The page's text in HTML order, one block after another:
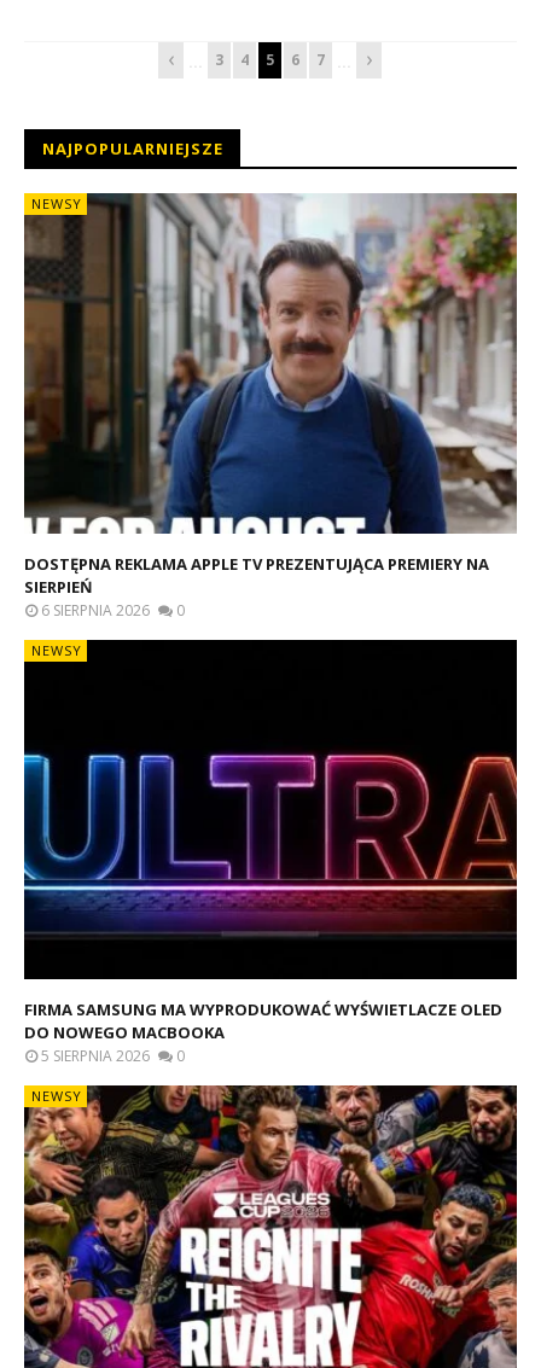
‹ ... 3 4 5 6 7 ... ›
NAJPOPULARNIEJSZE
NEWSY
DOSTĘPNA REKLAMA APPLE TV PREZENTUJĄCA PREMIERY NA
SIERPIEŃ
6 SIERPNIA 2026 0
NEWSY
FIRMA SAMSUNG MA WYPRODUKOWAĆ WYŚWIETLACZE OLED
DO NOWEGO MACBOOKA
5 SIERPNIA 2026 0
NEWSY